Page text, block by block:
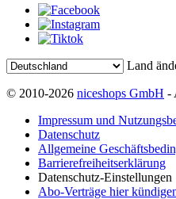
Land
© 2010-2026 niceshops GmbH -
Impressum und
Datenschutz
Allgemeine
Barrierefreiheitserklärung
Datenschutz-Einstellungen
Abo-Verträge hier